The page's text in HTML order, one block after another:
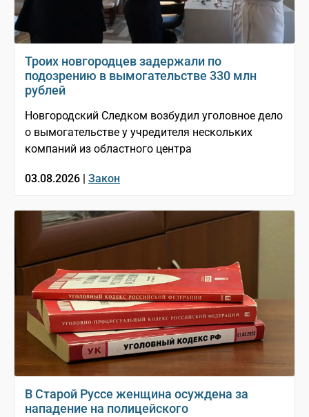
Троих новгородцев задержали по
подозрению в вымогательстве 330 млн
рублей
Новгородский Следком возбудил уголовное дело
о вымогательстве у учредителя нескольких
компаний из областного центра
03.08.2026 | Закон
В Старой Руссе женщина осуждена за
нападение на полицейского